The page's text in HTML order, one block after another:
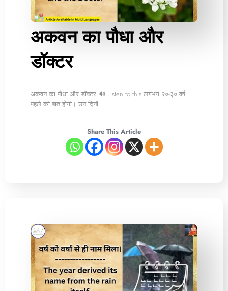
अकवन का पौधा और
डॉक्टर
अकवन का पौधा और डॉक्टर 🔊 Listen to this लगभग २०-३० वर्ष
पहले की बात होगी। उन दिनों
Share This Article